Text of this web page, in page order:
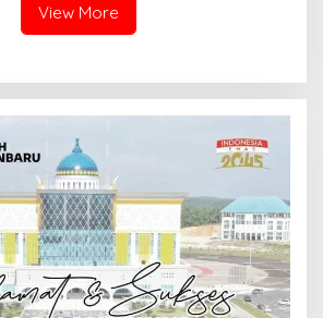
View More